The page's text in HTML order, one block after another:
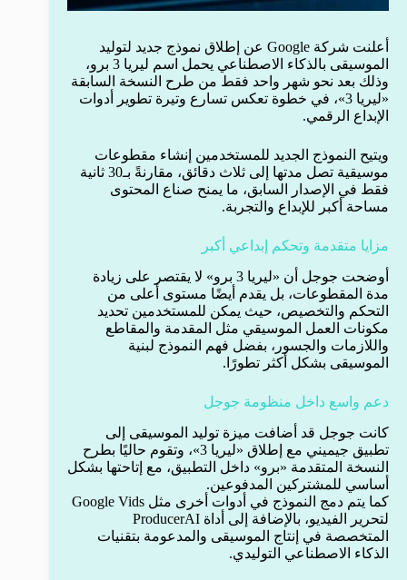
أعلنت شركة Google عن إطلاق نموذج جديد لتوليد
الموسيقى بالذكاء الاصطناعي يحمل اسم ليريا 3 برو،
وذلك بعد نحو شهر واحد فقط من طرح النسخة السابقة
«ليريا 3»، في خطوة تعكس تسارع وتيرة تطوير أدوات
الإبداع الرقمي.
ويتيح النموذج الجديد للمستخدمين إنشاء مقطوعات
موسيقية تصل مدتها إلى ثلاث دقائق، مقارنةً بـ30 ثانية
فقط في الإصدار السابق، ما يمنح صناع المحتوى
مساحة أكبر للإبداع والتجربة.
مزايا متقدمة وتحكم إبداعي أكبر
أوضحت جوجل أن «ليريا 3 برو» لا يقتصر على زيادة
مدة المقطوعات، بل يقدم أيضًا مستوى أعلى من
التحكم والتخصيص، حيث يمكن للمستخدمين تحديد
مكونات العمل الموسيقي مثل المقدمة والمقاطع
واللازمات والجسور، بفضل فهم النموذج لبنية
الموسيقى بشكل أكثر تطورًا.
دعم واسع داخل منظومة جوجل
كانت جوجل قد أضافت ميزة توليد الموسيقى إلى
تطبيق جيميني مع إطلاق «ليريا 3»، وتقوم حاليًا بطرح
النسخة المتقدمة «برو» داخل التطبيق، مع إتاحتها بشكل
أساسي للمشتركين المدفوعين.
كما يتم دمج النموذج في أدوات أخرى مثل Google Vids
لتحرير الفيديو، بالإضافة إلى أداة ProducerAI
المتخصصة في إنتاج الموسيقى والمدعومة بتقنيات
الذكاء الاصطناعي التوليدي.